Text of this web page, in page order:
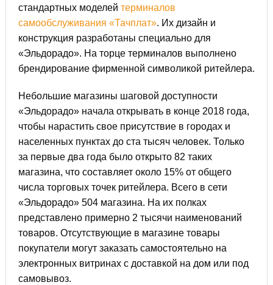
стандартных моделей терминалов
самообслуживания «Тачплат». Их дизайн и
конструкция разработаны специально для
«Эльдорадо». На торце терминалов выполнено
брендирование фирменной символикой ритейлера.
Небольшие магазины шаговой доступности
«Эльдорадо» начала открывать в конце 2018 года,
чтобы нарастить свое присутствие в городах и
населенных пунктах до ста тысяч человек. Только
за первые два года было открыто 82 таких
магазина, что составляет около 15% от общего
числа торговых точек ритейлера. Всего в сети
«Эльдорадо» 504 магазина. На их полках
представлено примерно 2 тысячи наименований
товаров. Отсутствующие в магазине товары
покупатели могут заказать самостоятельно на
электронных витринах с доставкой на дом или под
самовывоз.